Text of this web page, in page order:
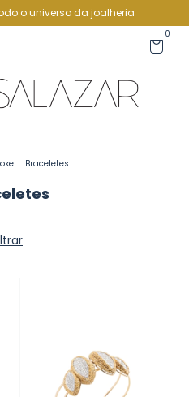
o universo da joalheria
0
. Braceletes